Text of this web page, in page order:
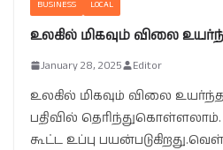
BUSINESS LOCAL
உலகில் மிகவும் விலை
January 28, 2025 Editor
உலகில் மிகவும் விலை உயர்ந்த
பதிவில்
கூட்ட உப்பு